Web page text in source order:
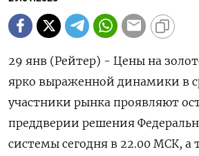
29 янв (Рейтер) - Цены на
ярко выраженной динамики в
участники рынка проявляют
преддверии решения
системы сегодня в 22.00 МСК,